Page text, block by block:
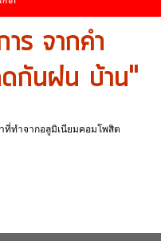
ร จากคำ
กันฝน บ้าน"
ที่ทำจากอลูมิเนียมคอมโพสิต